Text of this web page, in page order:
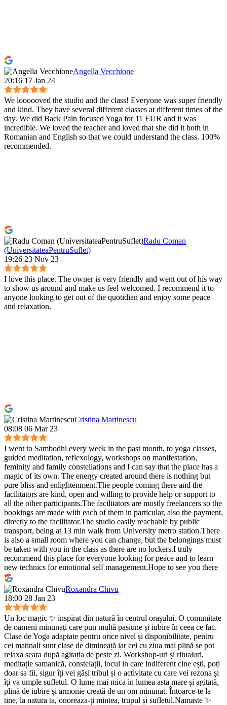
Angella Vecchione
20:16 17 Jan 24
We loooooved the studio and the class! Everyone was super friendly
and kind. They have several different classes at different times of the
day. We did Back Pain focused Yoga for 11 EUR and it was
incredible. We loved the teacher and loved that she did it both in
Romanian and English so that we could understand the class. 100%
recommended.
Radu Coman
(UniversitateaPentruSuflet)
19:26 23 Nov 23
I love this place. The owner is very friendly and went out of his way
to show us around and make us feel welcomed. I recommend it to
anyone looking to get out of the quotidian and enjoy some peace
and relaxation.
Cristina Martinescu
08:08 06 Mar 23
I went to Sambodhi every week in the past month, to yoga classes,
guided meditation, reflexology, workshops on manifestation,
feminity and family constellations and I can say that the place has a
magic of its own. The energy created around there is nothing but
pure bliss and enlightenment.The people coming there and the
facilitators are kind, open and willing to provide help or support to
all the other participants.The facilitators are mostly freelancers so the
bookings are made with each of them in particular, also the payment,
directly to the facilitator.The studio easily reachable by public
transport, being at 13 min walk from University metro station.There
is also a small room where you can change, but the belongings must
be taken with you in the class as there are no lockers.I truly
recommend this place for everyone looking for peace and to learn
new technics for emotional self management.Hope to see you there
:)
Roxandra Chivu
18:00 28 Jan 23
Un loc magic ✨ inspirat din natură în centrul orașului. O comunitate
de oameni minunați care pun multă pasiune și iubire în ceea ce fac.
Clase de Yoga adaptate pentru orice nivel și disponibilitate, pentru
cei matinali sunt clase de dimineață iar cei cu ziua mai plină se pot
relaxa seara după agitația de peste zi. Workshop-uri și ritualuri,
meditație samanică, constelații, locul in care indiferent cine ești, poți
doar sa fii, sigur îți vei găsi tribul și o activitate cu care vei rezona și
îți va umple sufletul. O lume mai mica in lumea asta mare și agitată,
plină de iubire și armonie creată de un om minunat. Întoarce-te la
tine, la natura ta, onoreaza-ți mintea, trupul și sufletul.Namaste ✨